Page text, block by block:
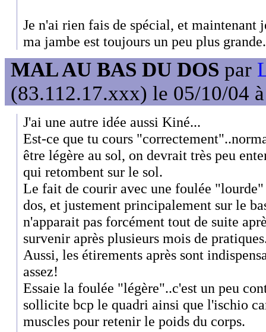
Je n'ai rien fais de spécial, et maintenant
ma jambe est toujours un peu plus grande.
MAL AU BAS DU DOS par
(83.112.17.xxx) le 05/10/04
J'ai une autre idée aussi Kiné...
Est-ce que tu cours
être légère au sol, on devrait très peu
qui retombent sur le sol.
Le fait de courir avec une foulée "lourde"
dos, et justement principalement sur le
n'apparait pas forcément tout de suite
survenir après plusieurs mois de
Aussi, les étirements après sont
assez!
Essaie la foulée "légère"..c'est un peu
sollicite bcp le quadri ainsi que l'ischio
muscles pour retenir le poids du corps.